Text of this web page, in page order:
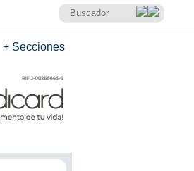
+ Secciones